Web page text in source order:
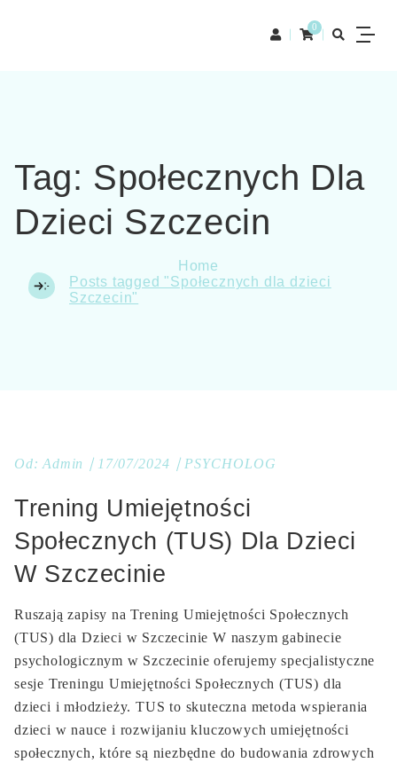
0
Tag: Społecznych Dla
Dzieci Szczecin
Home
Posts tagged "Społecznych dla dzieci
Szczecin"
Od:Admin 17/07/2024 PSYCHOLOG
Trening Umiejętności
Społecznych (TUS) Dla Dzieci
W Szczecinie
Ruszają zapisy na Trening Umiejętności Społecznych
(TUS) dla Dzieci w Szczecinie W naszym gabinecie
psychologicznym w Szczecinie oferujemy specjalistyczne
sesje Treningu Umiejętności Społecznych (TUS) dla
dzieci i młodzieży. TUS to skuteczna metoda wspierania
dzieci w nauce i rozwijaniu kluczowych umiejętności
społecznych, które są niezbędne do budowania zdrowych